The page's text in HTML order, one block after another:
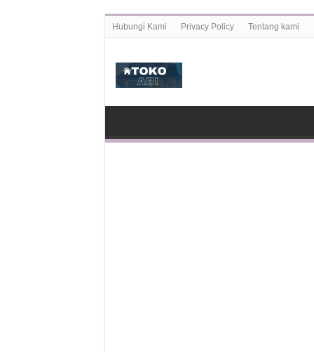
Hubungi Kami Privacy Policy Tentang kami